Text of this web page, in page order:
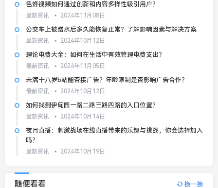
色蜂视频如何通过创新和内容多样性吸引用户？
最新资讯 2024年11月08日
公交车上被蹭水后多久能恢复正常？了解影响因素与解决方案
最新资讯 2024年10月12日
理论电费大全：如何在生活中有效管理电费支出？
最新资讯 2024年11月05日
未满十八岁b站能否接广告？年龄限制是否影响广告合作？
最新资讯 2024年10月12日
如何找到伊甸园一路二路三路四路的入口位置？
最新资讯 2024年10月14日
夜月直播：刺激战场在线直播带来的乐趣与挑战，你会选择加入
吗？
最新资讯 2024年10月19日
随便看看 换一换